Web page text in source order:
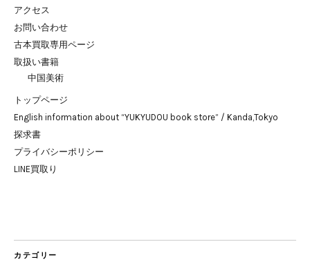
アクセス
お問い合わせ
古本買取専用ページ
取扱い書籍
中国美術
トップページ
English information about “YUKYUDOU book store” / Kanda,Tokyo
探求書
プライバシーポリシー
LINE買取り
カテゴリー